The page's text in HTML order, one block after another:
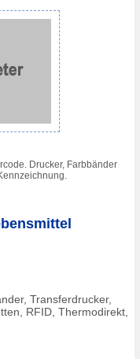
Drucker, Farbbänder
Transferdrucker,
RFID, Thermodirekt,